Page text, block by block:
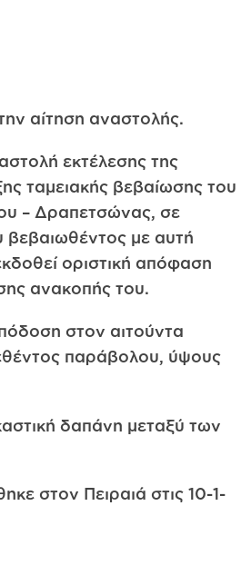
αίτηση αναστολής.
εκτέλεσης της
ταμειακής βεβαίωσης του
– Δραπετσώνας, σε
με αυτή
οριστική απόφαση
ανακοπής του.
στον αιτούντα
παράβολου, ύψους
δαπάνη μεταξύ των
στον Πειραιά στις 10-1-